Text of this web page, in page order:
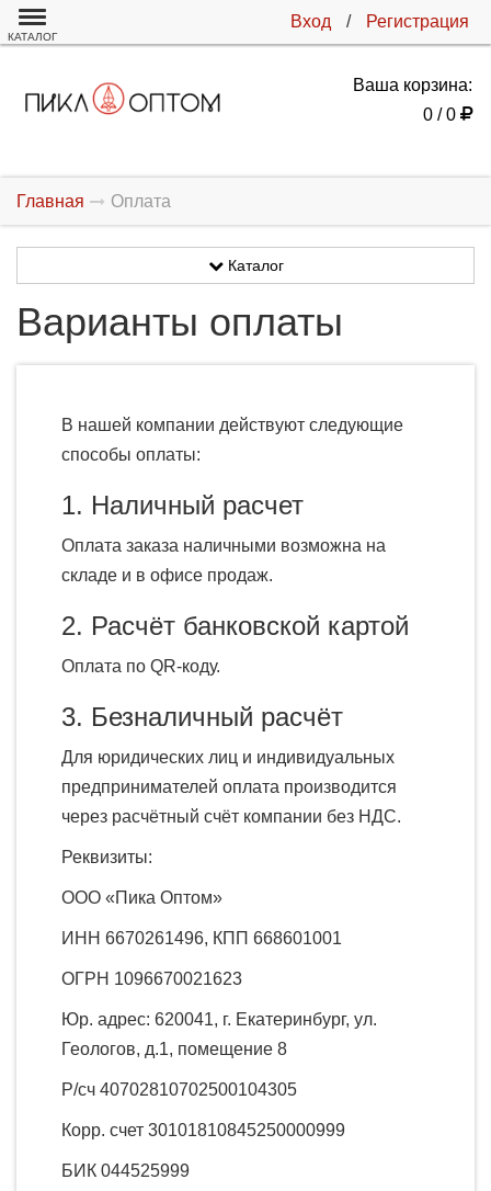
Вход / Регистрация
КАТАЛОГ
Ваша корзина:
0 / 0
Главная Оплата
Каталог
Варианты оплаты
В нашей компании действуют следующие
способы оплаты:
1. Наличный расчет
Оплата заказа наличными возможна на
складе и в офисе продаж.
2. Расчёт банковской картой
Оплата по QR-коду.
3. Безналичный расчёт
Для юридических лиц и индивидуальных
предпринимателей оплата производится
через расчётный счёт компании без НДС.
Реквизиты:
ООО «Пика Оптом»
ИНН 6670261496, КПП 668601001
ОГРН 1096670021623
Юр. адрес: 620041, г. Екатеринбург, ул.
Геологов, д.1, помещение 8
Р/сч 40702810702500104305
Корр. счет 30101810845250000999
БИК 044525999